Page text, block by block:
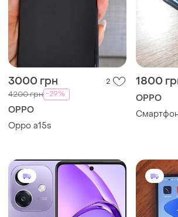
3000 грн 2
4200 грн -29%
OPPO
Oppo a15s
1800
OPPO